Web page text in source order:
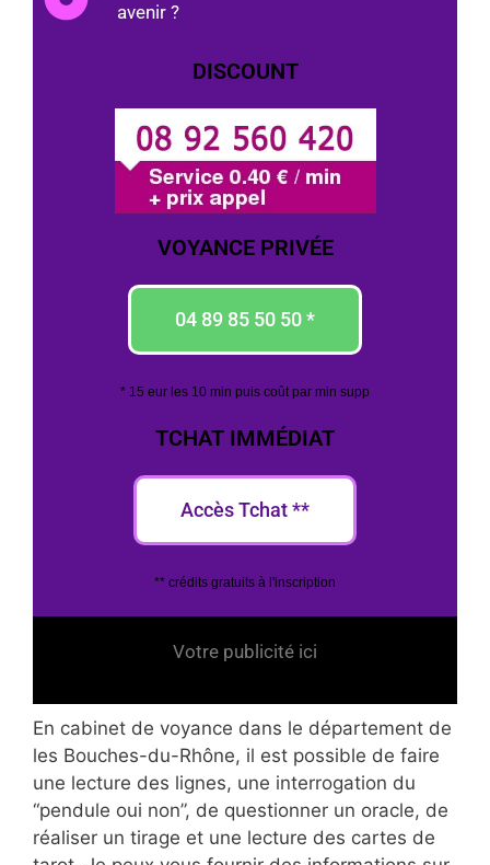
avenir ?
DISCOUNT
VOYANCE PRIVÉE
04 89 85 50 50 *
* 15 eur les 10 min puis coût par min supp
TCHAT IMMÉDIAT
Accès Tchat **
** crédits gratuits à l'inscription
Votre publicité ici
En cabinet de voyance dans le département de
les Bouches-du-Rhône, il est possible de faire
une lecture des lignes, une interrogation du
“pendule oui non”, de questionner un oracle, de
réaliser un tirage et une lecture des cartes de